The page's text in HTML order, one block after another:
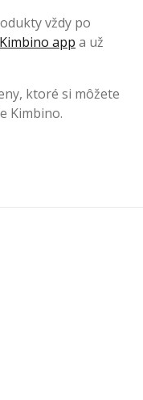
vždy po
Kimbino app a už
ktoré si môžete
Kimbino.